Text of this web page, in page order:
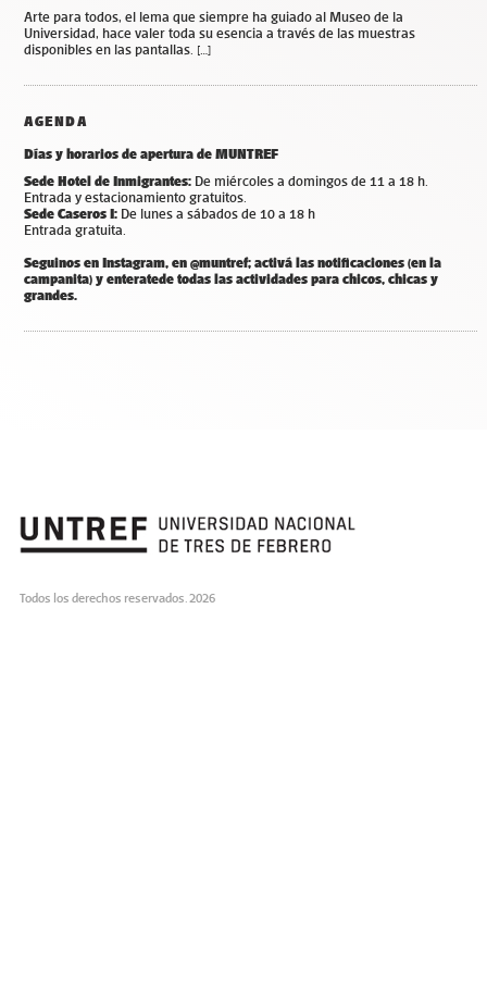
Arte para todos, el lema que siempre ha guiado al Museo de la
Universidad, hace valer toda su esencia a través de las muestras
disponibles en las pantallas. […]
AGENDA
Días y horarios de apertura de MUNTREF
Sede Hotel de Inmigrantes: De miércoles a domingos de 11 a 18 h.
Entrada y estacionamiento gratuitos.
Sede Caseros I: De lunes a sábados de 10 a 18 h
Entrada gratuita.
Seguinos en Instagram, en @muntref; activá las notificaciones (en la
campanita) y enteratede todas las actividades para chicos, chicas y
grandes.
Todos los derechos reservados. 2026